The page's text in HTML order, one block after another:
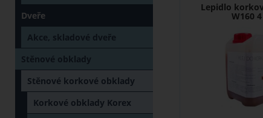
Lepidlo
W160
Dveře
Akce, skladové dveře
Stěnové obklady
Stěnové korkové obklady
Korkové obklady Korex